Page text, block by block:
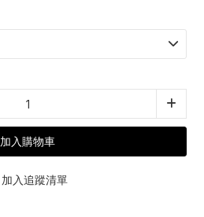
加入購物車
加入追蹤清單